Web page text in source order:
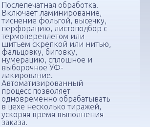
Послепечатная обработка.
Включает ламинирование,
тиснение фольгой, высечку,
перфорацию, листоподбор с
термопереплетом или
шитьем скрепкой или нитью,
фальцовку, биговку,
нумерацию, сплошное и
выборочное УФ-
лакирование.
Автоматизированный
процесс позволяет
одновременно обрабатывать
в цехе несколько тиражей,
ускоряя время выполнения
заказа.